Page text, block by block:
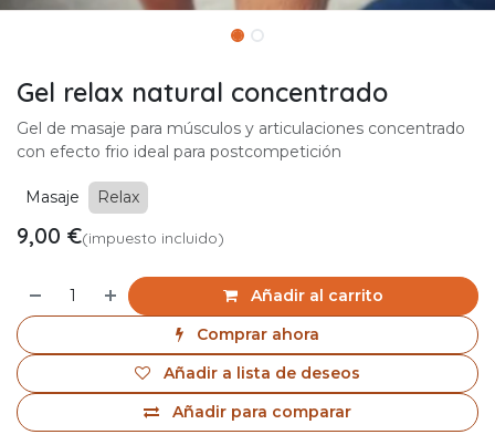
Gel relax natural concentrado
Gel de masaje para músculos y articulaciones concentrado
con efecto frio ideal para postcompetición
Masaje Relax
9,00 €(impuesto incluido)
Añadir al carrito
Comprar ahora
Añadir para comparar
Añadir a lista de deseos